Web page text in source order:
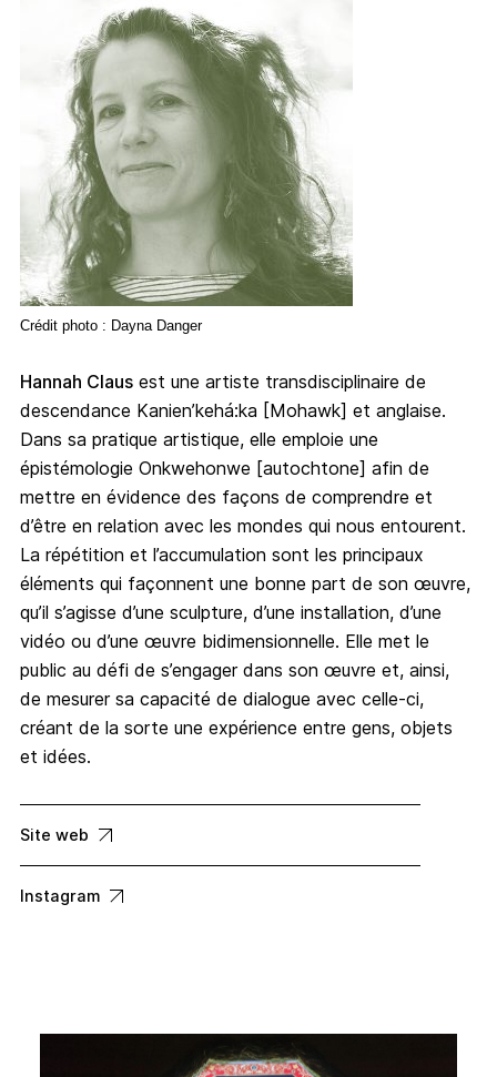
Crédit photo : Dayna Danger
Hannah Clausest une artiste transdisciplinaire de
descendance Kanien’kehá:ka [Mohawk] et anglaise.
Dans sa pratique artistique, elle emploie une
épistémologie Onkwehonwe [autochtone] afin de
mettre en évidence des façons de comprendre et
d’être en relation avec les mondes qui nous entourent.
La répétition et l’accumulation sont les principaux
éléments qui façonnent une bonne part de son œuvre,
qu’il s’agisse d’une sculpture, d’une installation, d’une
vidéo ou d’une œuvre bidimensionnelle. Elle met le
public au défi de s’engager dans son œuvre et, ainsi,
de mesurer sa capacité de dialogue avec celle-ci,
créant de la sorte une expérience entre gens, objets
et idées.
Site web
Instagram